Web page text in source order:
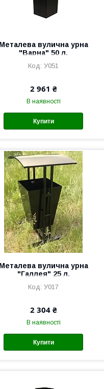
Металева вулична урна
"Варна" 50 л.
У051
2 961 ₴
В наявності
Купити
Металева вулична урна
"Галлея" 25 л.
У017
2 304 ₴
В наявності
Купити